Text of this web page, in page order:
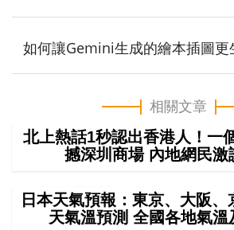
如何讓Gemini生成的繪本插圖更
相關文章
北上熱話1秒認出香港人！一
撼深圳商場 內地網民激
日本天氣預報：東京、大阪
天氣溫預測 全國各地氣溫